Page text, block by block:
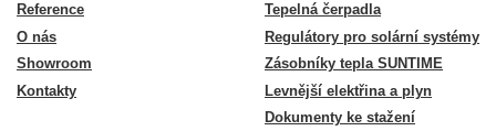
Reference
O nás
Showroom
Kontakty
Tepelná čerpadla
Regulátory pro solární systémy
Zásobníky tepla SUNTIME
Levnější elektřina a plyn
Dokumenty ke stažení